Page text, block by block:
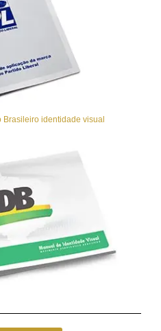
Brasileiro identidade visual